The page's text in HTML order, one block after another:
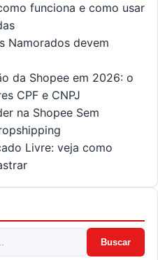
funciona e como usar
Namorados devem
da Shopee em 2026: o
CPF e CNPJ
na Shopee Sem
Livre: veja como
Buscar